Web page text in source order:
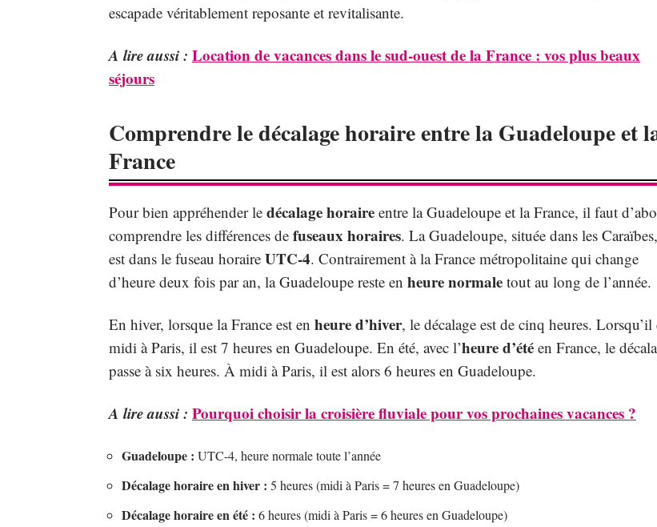
escapade véritablement reposante et revitalisante.
A lire aussi : Location de vacances dans le sud-ouest de la France : vos plus beaux
séjours
Comprendre le décalage horaire entre la Guadeloupe et
France
Pour bien appréhender le décalage horaire entre la Guadeloupe et la France, il faut
comprendre les différences de fuseaux horaires. La Guadeloupe, située dans les Caraïbes,
est dans le fuseau horaire UTC-4. Contrairement à la France métropolitaine qui change
d’heure deux fois par an, la Guadeloupe reste en heure normale tout au long de l’année.
En hiver, lorsque la France est en heure d’hiver, le décalage est de cinq heures. Lorsqu’il
midi à Paris, il est 7 heures en Guadeloupe. En été, avec l’heure d’été en France, le
passe à six heures. À midi à Paris, il est alors 6 heures en Guadeloupe.
A lire aussi : Pourquoi choisir la croisière fluviale pour vos prochaines vacances ?
Guadeloupe : UTC-4, heure normale toute l’année
Décalage horaire en hiver : 5 heures (midi à Paris = 7 heures en Guadeloupe)
Décalage horaire en été : 6 heures (midi à Paris = 6 heures en Guadeloupe)